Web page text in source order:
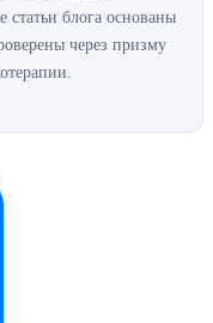
статьи блога основаны
через призму